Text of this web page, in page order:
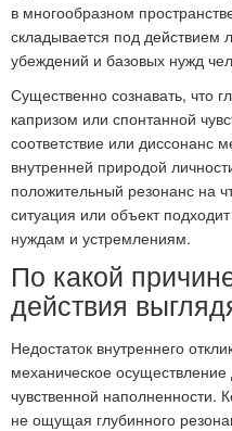
в многообразном
складывается под действием
убеждений и базовых нужд
Существенно сознавать, что
капризом или спонтанной
соответствие или
внутренней природой
положительный резонанс на
ситуация или объект
нуждам и устремлениям.
По какой
действия
Недостаток внутреннего
механическое
чувственной наполненности.
не ощущая глубинного